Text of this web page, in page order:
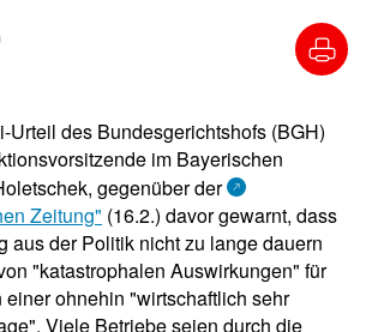
Urteil des Bundesgerichtshofs (BGH)
im Bayerischen
gegenüber der
Zeitung" (16.2.) davor gewarnt, dass
aus der Politik nicht zu lange dauern
"katastrophalen Auswirkungen" für
ohnehin "wirtschaftlich sehr
Viele Betriebe seien durch die